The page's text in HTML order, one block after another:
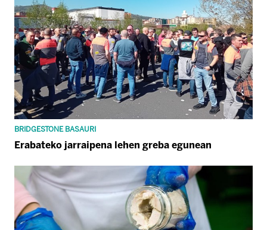
BRIDGESTONE BASAURI
Erabateko jarraipena lehen greba egunean